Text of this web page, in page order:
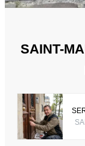
SAINT-